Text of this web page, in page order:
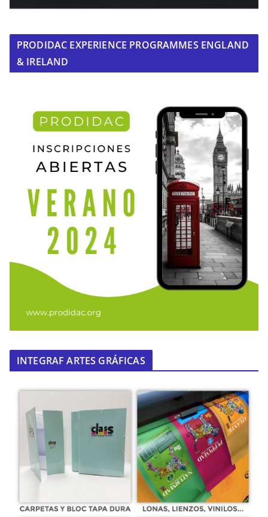
PRODIDAC EXPERIENCE PROGRAMMES ENGLAND
& IRELAND
INTEGRAF ARTES GRÁFICAS